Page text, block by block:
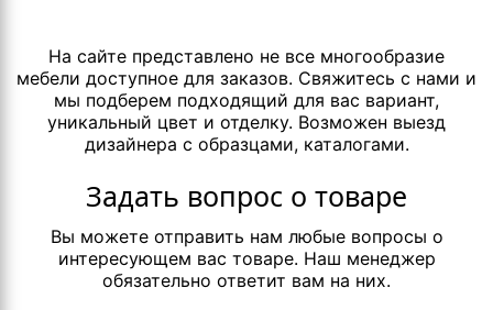
На сайте представлено не все многообразие
мебели доступное для заказов. Свяжитесь с нами и
мы подберем подходящий для вас вариант,
уникальный цвет и отделку. Возможен выезд
дизайнера с образцами, каталогами.
Задать вопрос о товаре
Вы можете отправить нам любые вопросы о
интересующем вас товаре. Наш менеджер
обязательно ответит вам на них.